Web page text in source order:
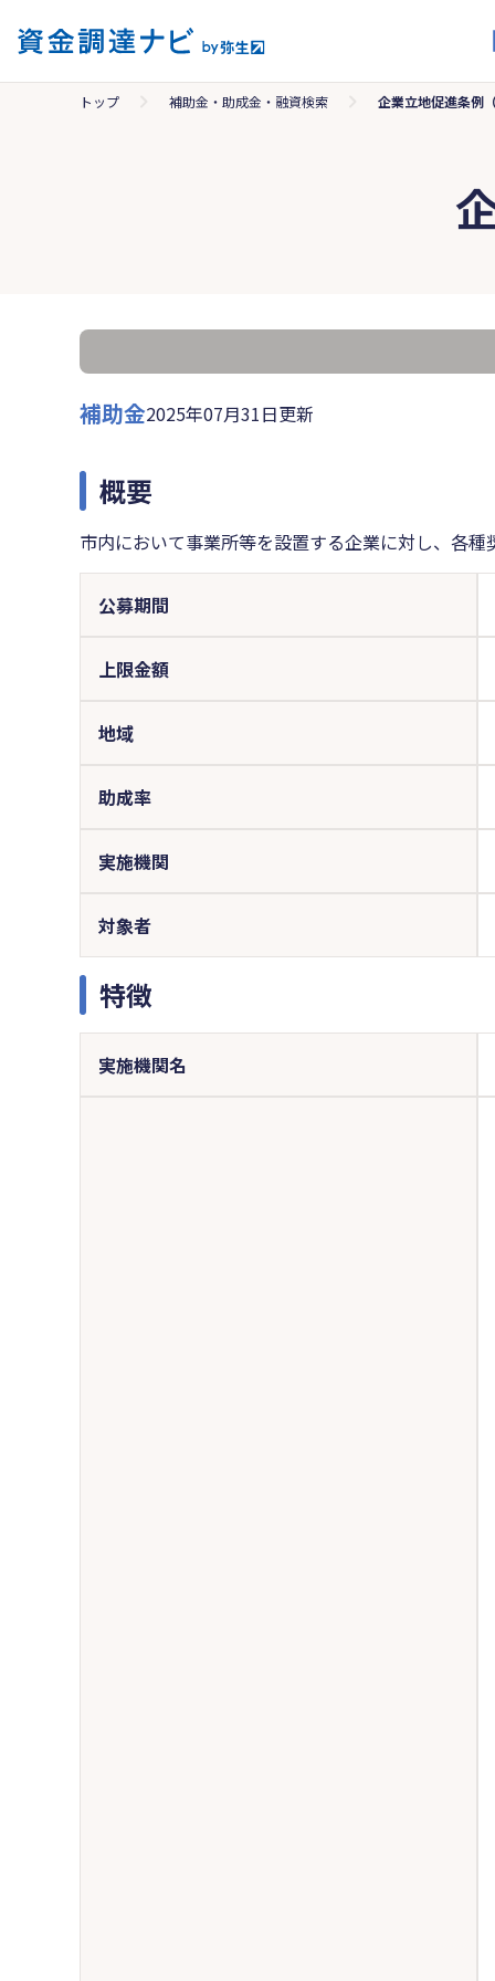
トップ 補助金・助成金・融資検索 企業立地促進条例
補助金2025年07月31日更新
概要
市内において事業所等を設置する企業に対し、各
公募期間
上限金額
地域
助成率
実施機関
対象者
特徴
実施機関名